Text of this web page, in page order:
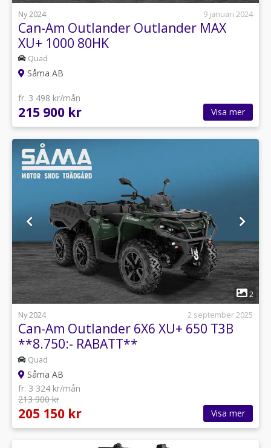
Ny 2024 9 januari 2024
Can-Am Outlander Outlander MAX
XU+ 1000 80HK
Quad
Såma AB
fr. 3 498 kr/mån
215 900 kr Visa mer
1
2
Ny 2024
2 september 2025
Can-Am Outlander 6X6 XU+ 650 T3B
**8.750:- RABATT**
Quad
Såma AB
fr. 3 324 kr/mån
213 900 kr
205 150 kr Visa mer